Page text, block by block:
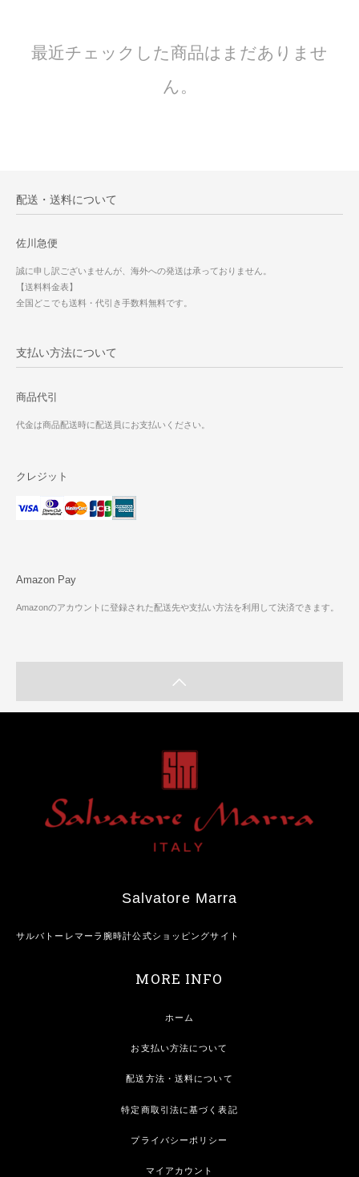
最近チェックした商品はまだありませ
ん。
配送・送料について
佐川急便
誠に申し訳ございませんが、海外への発送は承っておりません。
【送料料金表】
全国どこでも送料・代引き手数料無料です。
支払い方法について
商品代引
代金は商品配送時に配送員にお支払いください。
クレジット
Amazon Pay
Amazonのアカウントに登録された配送先や支払い方法を利用して決済できます。
Salvatore Marra
サルバトーレマーラ腕時計公式ショッピングサイト
MORE INFO
ホーム
お支払い方法について
配送方法・送料について
特定商取引法に基づく表記
プライバシーポリシー
マイアカウント